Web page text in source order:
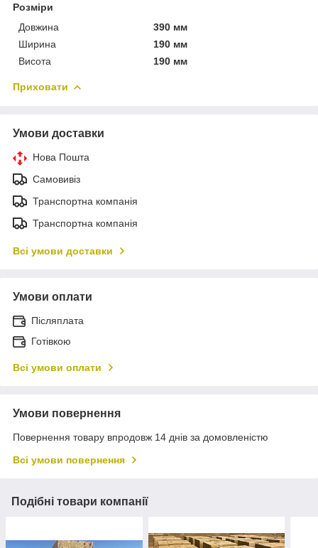
Розміри
Довжина
390 мм
Ширина
190 мм
Висота
190 мм
Приховати
Умови доставки
Нова Пошта
Самовивіз
Транспортна компанія
Транспортна компанія
Всі умови доставки
Умови оплати
Післяплата
Готівкою
Всі умови оплати
Умови повернення
Повернення товару впродовж 14 днів за домовленістю
Всі умови повернення
Подібні товари компанії